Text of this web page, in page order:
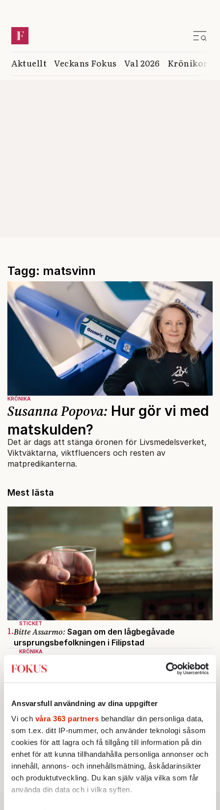
Ansvarsfull användning av dina uppgifter
Vi och våra 363 partners behandlar din personliga data,
som t.ex. ditt IP-nummer, och använder teknologi såsom
cookies för att lagra och få tillgång till information på din
enhet för att kunna tillhandahålla personliga annonser och
innehåll, annons- och innehållsmätning, åskådarinsikter
och produktutveckling. Du kan själv välja vilka som får
använda din data och i vilka syften.
Aktuellt Veckans Fokus Val 2026 Krönikor
Tagg: matsvinn
KRÖNIKA
Susanna Popova: Hur gör vi med
matskulden?
Det är dags att stänga öronen för Livsmedelsverket,
Viktväktarna, viktfluencers och resten av
matpredikanterna.
Mest lästa
STICKET
1.Bitte Assarmo: Sagan om den lågbegåvade
ursprungsbefolkningen i Filipstad
KRÖNIKA
Efter islamistdådet oroar sig
vänstern för Agnes Wold
3.
franska civilisationen
STICKET
4.Dan Korn: Quisling, quislingar och sten i glashus
5.Därför liknar Putin både tsaren och Stalin
Av: Bengt Jangfeldt
6.Christoffer Jonsson:Inte nu igen, Vänsterpartiet!